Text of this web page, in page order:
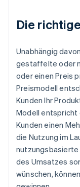
Die
Unabhängig
gestaffelte oder
oder einen Preis
Preismodell
Kunden Ihr
Modell entspricht
Kunden einen
die Nutzung im
nutzungsbasierte
des Umsatzes
wünschen,